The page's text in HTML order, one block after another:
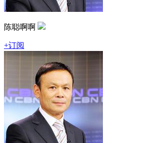
陈聪啊啊
+订阅